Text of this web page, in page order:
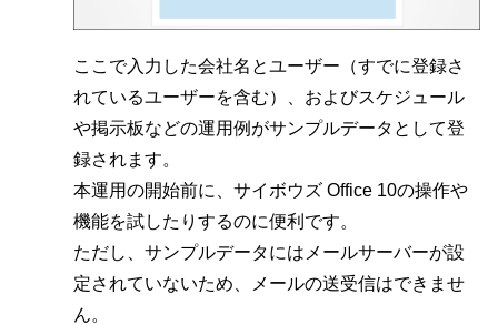
ここで入力した会社名とユーザー（すでに登録さ
れているユーザーを含む）、およびスケジュール
や掲示板などの運用例がサンプルデータとして登
録されます。
本運用の開始前に、サイボウズ Office 10の操作や
機能を試したりするのに便利です。
ただし、サンプルデータにはメールサーバーが設
定されていないため、メールの送受信はできませ
ん。